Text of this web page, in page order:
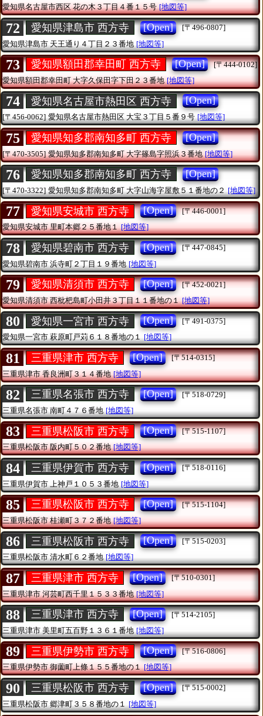
愛知県名古屋市西区花の木３丁目４番１５号 [地図等]
72 愛知県津島市 西方寺 [Open]
[〒496-0807]
愛知県津島市 天王通り４丁目２３番地 [地図等]
73 愛知県額田郡幸田町 西方寺 [Open]
[〒444-0102]
愛知県額田郡幸田町大字久保田字下田２３番地 [地図等]
74 愛知県名古屋市熱田区 西方寺 [Open]
[〒456-0062] 愛知県名古屋市熱田区大宝３丁目５番９号 [地図等]
75 愛知県知多郡南知多町 西方寺 [Open]
[〒470-3505] 愛知県知多郡南知多町大字篠島字照浜３番地 [地図等]
76 愛知県知多郡南知多町 西方寺 [Open]
[〒470-3322] 愛知県知多郡南知多町 大字山海字屋敷５１番地の２ [地図等]
77 愛知県安城市 西方寺 [Open]
[〒446-0001]
愛知県安城市里町本郷２５番地１ [地図等]
78 愛知県碧南市 西方寺 [Open]
[〒447-0845]
愛知県碧南市 浜寺町２丁目１９番地 [地図等]
79 愛知県清須市 西方寺 [Open]
[〒452-0021]
愛知県清須市西枇杷島町小田井３丁目１１番地の１ [地図等]
80 愛知県一宮市 西方寺 [Open]
[〒491-0375]
愛知県一宮市萩原町戸苅６１８番地の１ [地図等]
81 三重県津市 西方寺 [Open]
[〒514-0315]
三重県津市香良洲町３１４番地 [地図等]
82 三重県名張市 西方寺 [Open]
[〒518-0729]
三重県名張市 南町４７６番地 [地図等]
83 三重県松阪市 西方寺 [Open]
[〒515-1107]
三重県松阪市阪内町５０２番地 [地図等]
84 三重県伊賀市 西方寺 [Open]
[〒518-0116]
三重県伊賀市 上神戸１０５３番地 [地図等]
85 三重県松阪市 西方寺 [Open]
[〒515-1104]
三重県松阪市桂瀬町３７２番地 [地図等]
86 三重県松阪市 西方寺 [Open]
[〒515-0203]
三重県松阪市清水町６２番地 [地図等]
87 三重県津市 西方寺 [Open]
[〒510-0301]
三重県津市河芸町西千里１５３３番地 [地図等]
88 三重県津市 西方寺 [Open]
[〒514-2105]
三重県津市 美里町五百野１３６１番地 [地図等]
89 三重県伊勢市 西方寺 [Open]
[〒516-0806]
三重県伊勢市御薗町上條１５５番地の１ [地図等]
90 三重県松阪市 西方寺 [Open]
[〒515-0002]
三重県松阪市 郷津町３５８番地の１ [地図等]